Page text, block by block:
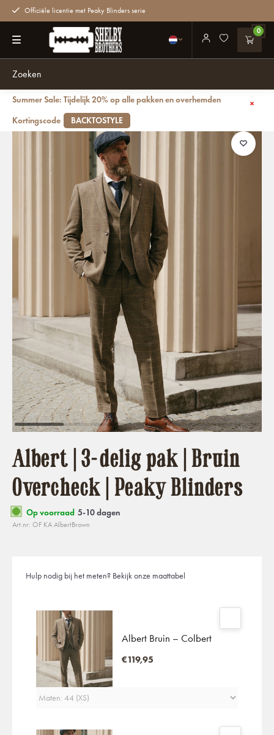
Officiële licentie met Peaky Blinders serie
0
Summer Sale: Tijdelijk 20% op alle pakken en overhemden
Kortingscode
BACKTOSTYLE
Albert | 3-delig pak | Bruin Overcheck | Peaky Blinders
Albert | 3-delig pak | Bruin
Overcheck | Peaky Blinders
Op voorraad 5-10 dagen
Art.nr: OF KA AlbertBrown
Hulp nodig bij het meten? Bekijk onze maattabel
Albert Bruin – Colbert
€119,95